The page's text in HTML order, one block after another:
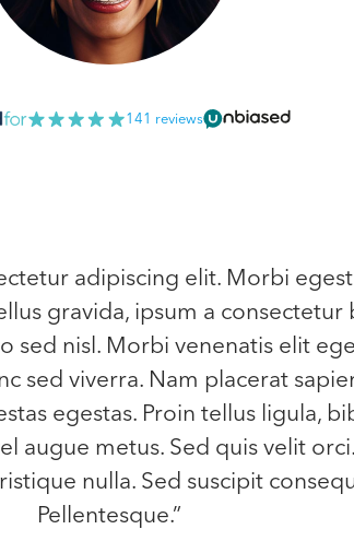
141 reviews
adipiscing elit. Morbi
gravida, ipsum a
sed nisl. Morbi venenatis elit
sed viverra. Nam placerat
egestas. Proin tellus ligula,
augue metus. Sed quis velit
nulla. Sed suscipit
Pellentesque.”